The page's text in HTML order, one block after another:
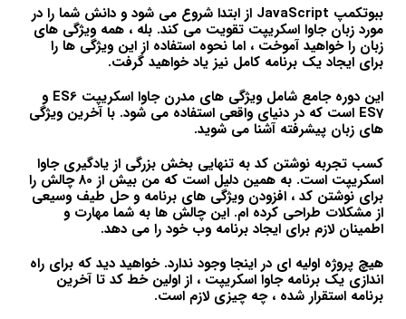
ببوتکمپ JavaScript از ابتدا شروع می شود و دانش شما را در
مورد زبان جاوا اسکریپت تقویت می کند. بله ، همه ویژگی های
زبان را خواهید آموخت ، اما نحوه استفاده از این ویژگی ها را
برای ایجاد یک برنامه کامل نیز یاد خواهید گرفت.
این دوره جامع شامل ویژگی های مدرن جاوا اسکریپت ES6 و
ES7 است که در دنیای واقعی استفاده می شود. با آخرین ویژگی
های زبان پیشرفته آشنا می شوید.
کسب تجربه نوشتن کد به تنهایی بخش بزرگی از یادگیری جاوا
اسکریپت است. به همین دلیل است که من بیش از 80 چالش را
برای نوشتن کد ، افزودن ویژگی های برنامه و حل طیف وسیعی
از مشکلات طراحی کرده ام. این چالش ها به شما مهارت و
اطمینان لازم برای ایجاد برنامه وب خود را می دهد.
هیچ پروژه اولیه ای در اینجا وجود ندارد. خواهید دید که برای راه
اندازی یک برنامه جاوا اسکریپت ، از اولین خط کد تا آخرین
برنامه استقرار شده ، چه چیزی لازم است.